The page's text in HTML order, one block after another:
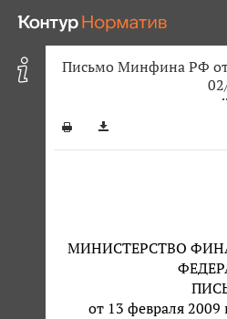
Письмо Минфина РФ
МИНИСТЕРСТВО
от 13 февраля